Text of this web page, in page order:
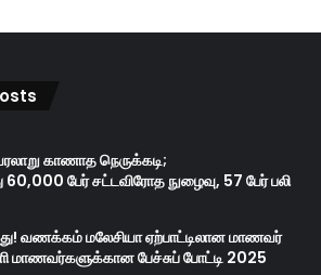
காணாத நெருக்கடி;
பேர் சட்டவிரோத நுழைவு, 57 பேர் பலி
வணக்கம் மலேசியா ஏற்பாட்டிலான மாணவர்
மாணவர்களுக்கான பேச்சுப் போட்டி 2025